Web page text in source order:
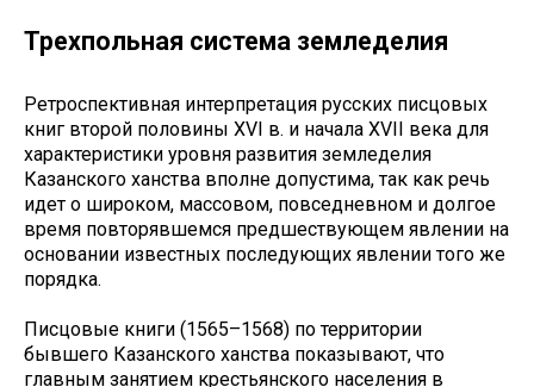
Трехпольная система земледелия
Ретроспективная интерпретация русских писцовых
книг второй половины ХVI в. и начала ХVII века для
характеристики уровня развития земледелия
Казанского ханства вполне допустима, так как речь
идет о широком, массовом, повседневном и долгое
время повторявшемся предшествующем явлении на
основании известных последующих явлении того же
порядка.
Писцовые книги (1565–1568) по территории
бывшего Казанского ханства показывают, что
главным занятием крестьянского населения в